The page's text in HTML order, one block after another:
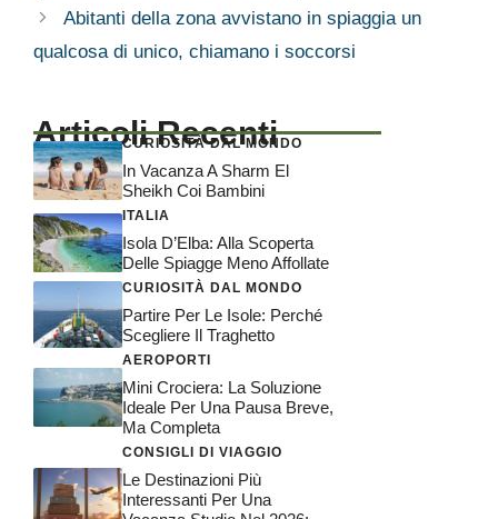
Abitanti della zona avvistano in spiaggia un
qualcosa di unico, chiamano i soccorsi
Articoli Recenti
CURIOSITÀ DAL MONDO
In Vacanza A Sharm El
Sheikh Coi Bambini
ITALIA
Isola D’Elba: Alla Scoperta
Delle Spiagge Meno Affollate
CURIOSITÀ DAL MONDO
Partire Per Le Isole: Perché
Scegliere Il Traghetto
AEROPORTI
Mini Crociera: La Soluzione
Ideale Per Una Pausa Breve,
Ma Completa
CONSIGLI DI VIAGGIO
Le Destinazioni Più
Interessanti Per Una